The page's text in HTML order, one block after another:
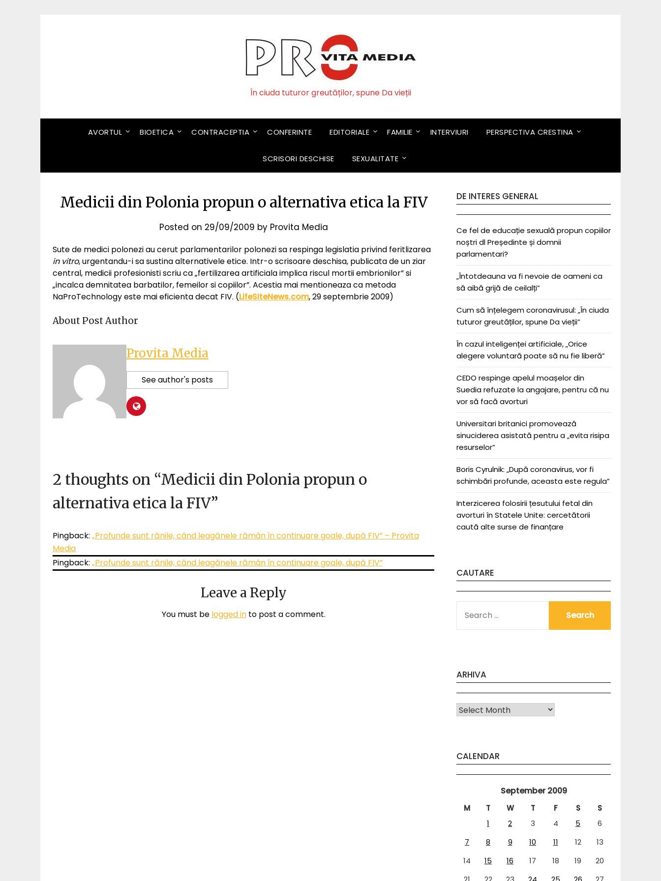
În ciuda tuturor greutăților, spune Da vieții
AVORTUL BIOETICA CONTRACEPTIA CONFERINTE EDITORIALE FAMILIE INTERVIURI PERSPECTIVA CRESTINA
SCRISORI DESCHISE SEXUALITATE
Medicii din Polonia propun o alternativa etica la FIV
Posted on 29/09/2009 by Provita Media
Sute de medici polonezi au cerut parlamentarilor polonezi sa respinga legislatia privind feritlizarea
in vitro, urgentandu-i sa sustina alternativele etice. Intr-o scrisoare deschisa, publicata de un ziar
central, medicii profesionisti scriu ca „fertilizarea artificiala implica riscul mortii embrionilor” si
„incalca demnitatea barbatilor, femeilor si copiilor”. Acestia mai mentioneaza ca metoda
NaProTechnology este mai eficienta decat FIV. (LifeSiteNews.com, 29 septembrie 2009)
About Post Author
Provita Media
See author's posts
2 thoughts on “Medicii din Polonia propun o
alternativa etica la FIV”
Pingback: „Profunde sunt rănile, când leagănele rămân în continuare goale, după FIV” – Provita
Media
Pingback: „Profunde sunt rănile, când leagănele rămân în continuare goale, după FIV”
Leave a Reply
You must be logged into post a comment.
DE INTERES GENERAL
Ce fel de educație sexuală propun copiilor
noștri dl Președinte și domnii
parlamentari?
„Întotdeauna va fi nevoie de oameni ca
să aibă grijă de ceilalți”
Cum să înțelegem coronavirusul: „În ciuda
tuturor greutăților, spune Da vieții”
În cazul inteligenței artificiale, „Orice
alegere voluntară poate să nu fie liberă”
CEDO respinge apelul moașelor din
Suedia refuzate la angajare, pentru că nu
vor să facă avorturi
Universitari britanici promovează
sinuciderea asistată pentru a „evita risipa
resurselor”
Boris Cyrulnik: „După coronavirus, vor fi
schimbări profunde, aceasta este regula”
Interzicerea folosirii țesutului fetal din
avorturi în Statele Unite: cercetătorii
caută alte surse de finanțare
CAUTARE
FOR:
ARHIVA
Arhiva
CALENDAR
September 2009
M T W T F S
S
1
2 3 4 5
6
7
8 9 10 11 12
13
14
15 16 17 18 19
20